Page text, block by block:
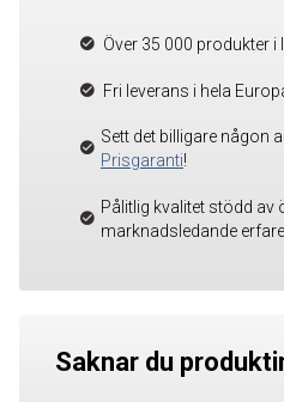
Över 35 000 produkter
Fri leverans i hela
Sett det billigare någon
Prisgaranti!
Pålitlig kvalitet stödd av
marknadsledande
Saknar du